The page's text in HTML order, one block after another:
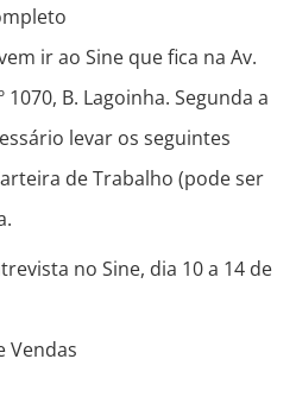
ir ao Sine que fica na Av.
1070, B. Lagoinha. Segunda a
levar os seguintes
de Trabalho (pode ser
no Sine, dia 10 a 14 de
Vendas